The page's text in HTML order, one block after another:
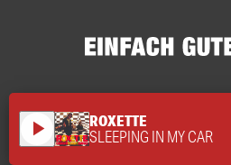
play_arrow ROXETTE
SLEEPING IN MY CAR